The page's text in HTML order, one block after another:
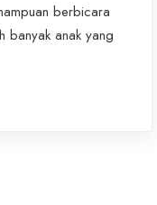
berbicara
banyak anak yang